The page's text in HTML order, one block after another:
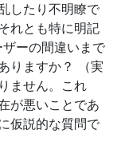
したり不明瞭で
れとも特に明記
ーの間違いまで
りますか？ （実
ません。これ
が悪いことであ
仮説的な質問で